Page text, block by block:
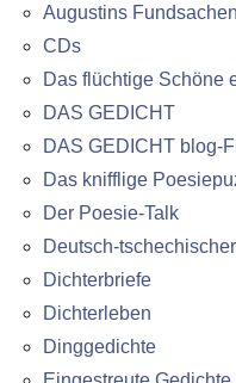
Augustins Fundsachen
CDs
Das flüchtige Schöne
DAS GEDICHT
DAS GEDICHT blog-
Das knifflige
Der Poesie-Talk
Deutsch-
Dichterbriefe
Dichterleben
Dinggedichte